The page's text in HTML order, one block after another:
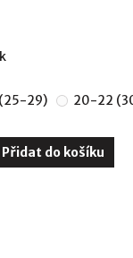
29) 20-22
Přidat do košíku